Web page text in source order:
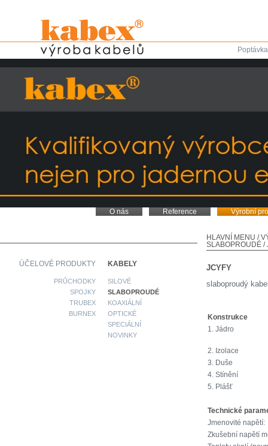
Poptávka
O nás Reference Výrobní
ÚČELOVÉ PRODUKTY
PRŮCHODKY
SPOJKY
TRUBEX
BURNEX
KABELY
SILOVÉ
SLABOPROUDÉ
KOAXIÁLNÍ
OPTICKÉ
SPECIÁLNÍ
NOVINKY
HLAVNÍ MENU /
SLABOPROUDÉ /
JCYFY
slaboproudý
Konstrukce
1. Jádro
2. Izolace
3. Duše
4. Stínění
5. Plášť
Technické
Jmenovité napětí:
Zkušební napětí